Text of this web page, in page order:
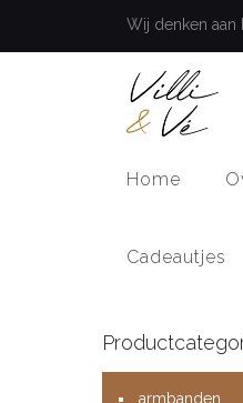
Wij denken
Home
Cadeautjes
armbanden